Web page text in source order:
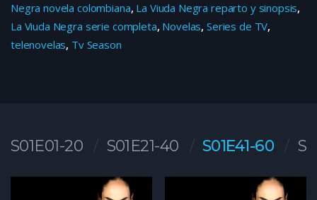
Negra novela colombiana, La Viuda Negra reparto y sinopsis,
La Viuda Negra serie completa, Novelas,Series de TV,
telenovelas, Tv Season
S01E01-20 S01E21-40 S01E41-60